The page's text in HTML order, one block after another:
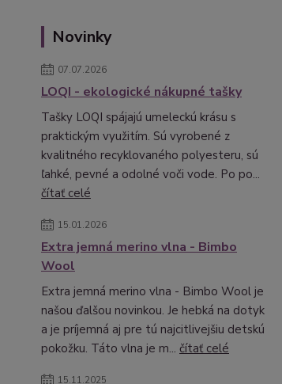
Novinky
07.07.2026
LOQI - ekologické nákupné tašky
Tašky LOQI spájajú umeleckú krásu s
praktickým využitím. Sú vyrobené z
kvalitného recyklovaného polyesteru, sú
ľahké, pevné a odolné voči vode. Po po...
čítať celé
15.01.2026
Extra jemná merino vlna - Bimbo
Wool
Extra jemná merino vlna - Bimbo Wool je
našou ďalšou novinkou. Je hebká na dotyk
a je príjemná aj pre tú najcitlivejšiu detskú
pokožku. Táto vlna je m... čítať celé
15.11.2025